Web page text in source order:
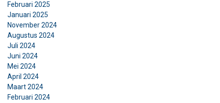
Februari 2025
Januari 2025
November 2024
Augustus 2024
Juli 2024
Juni 2024
Mei 2024
April 2024
Maart 2024
Februari 2024